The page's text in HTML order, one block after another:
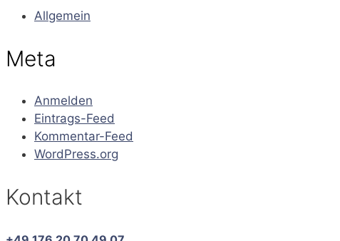
Allgemein
Meta
Anmelden
Eintrags-Feed
Kommentar-Feed
WordPress.org
Kontakt